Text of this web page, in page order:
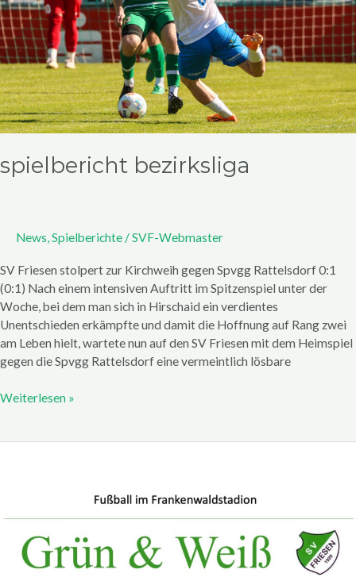
spielbericht bezirksliga
News,Spielberichte /SVF-Webmaster
SV Friesen stolpert zur Kirchweih gegen Spvgg Rattelsdorf 0:1
(0:1) Nach einem intensiven Auftritt im Spitzenspiel unter der
Woche, bei dem man sich in Hirschaid ein verdientes
Unentschieden erkämpfte und damit die Hoffnung auf Rang zwei
am Leben hielt, wartete nun auf den SV Friesen mit dem Heimspiel
gegen die Spvgg Rattelsdorf eine vermeintlich lösbare
Weiterlesen »